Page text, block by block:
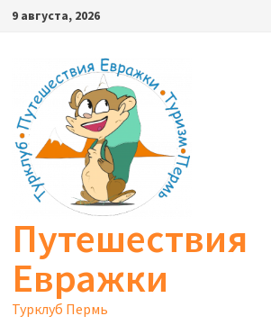
Перейти
содержимому
9 августа, 2026
Путешествия
Евражки
Турклуб Пермь